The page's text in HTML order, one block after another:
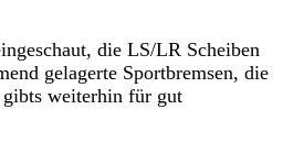
die LS/LR Scheiben
gelagerte Sportbremsen, die
weiterhin für gut